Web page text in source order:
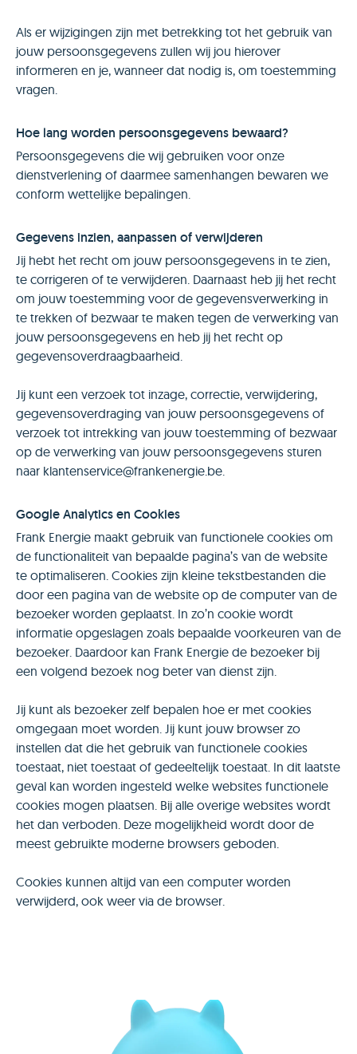
Als er wijzigingen zijn met betrekking tot het gebruik van
jouw persoonsgegevens zullen wij jou hierover
informeren en je, wanneer dat nodig is, om toestemming
vragen.
Hoe lang worden persoonsgegevens bewaard?
Persoonsgegevens die wij gebruiken voor onze
dienstverlening of daarmee samenhangen bewaren we
conform wettelijke bepalingen.
Gegevens inzien, aanpassen of verwijderen
Jij hebt het recht om jouw persoonsgegevens in te zien,
te corrigeren of te verwijderen. Daarnaast heb jij het recht
om jouw toestemming voor de gegevensverwerking in
te trekken of bezwaar te maken tegen de verwerking van
jouw persoonsgegevens en heb jij het recht op
gegevensoverdraagbaarheid.‍
Jij kunt een verzoek tot inzage, correctie, verwijdering,
gegevensoverdraging van jouw persoonsgegevens of
verzoek tot intrekking van jouw toestemming of bezwaar
op de verwerking van jouw persoonsgegevens sturen
naar klantenservice@frankenergie.be.
Google Analytics en Cookies
Frank Energie maakt gebruik van functionele cookies om
de functionaliteit van bepaalde pagina’s van de website
te optimaliseren. Cookies zijn kleine tekstbestanden die
door een pagina van de website op de computer van de
bezoeker worden geplaatst. In zo’n cookie wordt
informatie opgeslagen zoals bepaalde voorkeuren van de
bezoeker. Daardoor kan Frank Energie de bezoeker bij
een volgend bezoek nog beter van dienst zijn.
Jij kunt als bezoeker zelf bepalen hoe er met cookies
omgegaan moet worden. Jij kunt jouw browser zo
instellen dat die het gebruik van functionele cookies
toestaat, niet toestaat of gedeeltelijk toestaat. In dit laatste
geval kan worden ingesteld welke websites functionele
cookies mogen plaatsen. Bij alle overige websites wordt
het dan verboden. Deze mogelijkheid wordt door de
meest gebruikte moderne browsers geboden.
Cookies kunnen altijd van een computer worden
verwijderd, ook weer via de browser.